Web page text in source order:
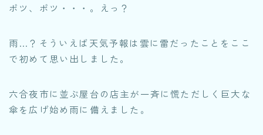
ポツ、ポツ・・・。えっ？
雨…？そういえば天気予報は雲に雷だったことをここ
で初めて思い出しました。
六合夜市に並ぶ屋台の店主が一斉に慌ただしく巨大な
傘を広げ始め雨に備えました。